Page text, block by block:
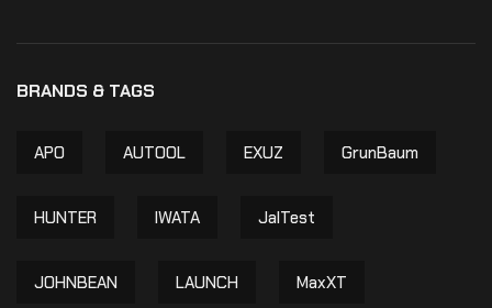
APO AUTOOL EXUZ GrunBaum
HUNTER IWATA JalTest
JOHNBEAN LAUNCH MaxXT